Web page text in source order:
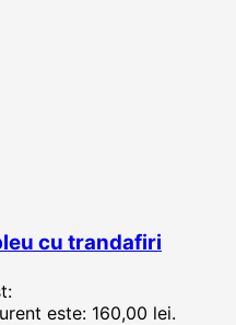
cu trandafiri
este: 160,00 lei.